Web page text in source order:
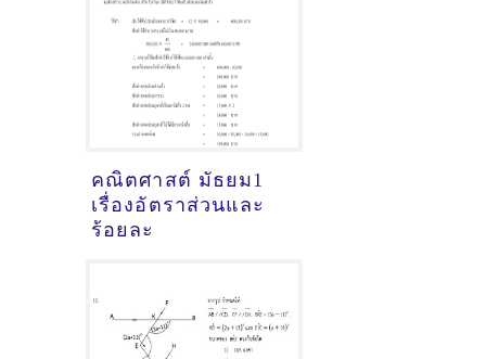
คณิตศาสต์ มัธยม1
เรื่องอัตราส่วนและ
ร้อยละ